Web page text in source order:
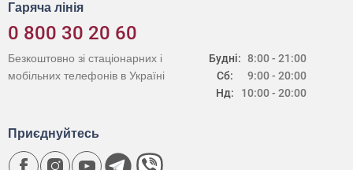
Гаряча лінія
0 800 30 20 60
Будні:
Сб:
Нд:
8:00 - 21:00
9:00 - 20:00
10:00 - 20:00
Безкоштовно зі стаціонарних і
мобільних телефонів в Україні
Приєднуйтесь